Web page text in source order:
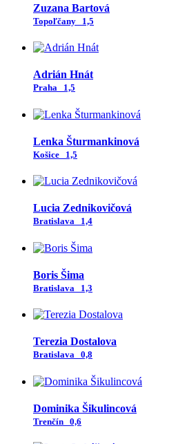
Zuzana Bartová
Topoľčany 1,5
Adrián Hnát
Praha 1,5
Lenka Šturmankinová
Košice 1,5
Lucia Zednikovičová
Bratislava 1,4
Boris Šima
Bratislava 1,3
Terezia Dostalova
Bratislava 0,8
Dominika Šikulincová
Trenčín 0,6